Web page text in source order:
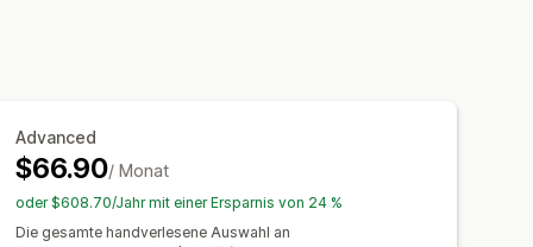
Vereinigte Staaten
Wandkunst
Advanced
$66.90/ Monat
oder $608.70/Jahr mit einer Ersparnis von 24 %
Die gesamte handverlesene Auswahl an